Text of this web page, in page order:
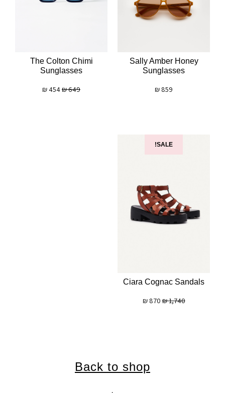
Sally Amber Honey
Sunglasses
859
₪
The Colton Chimi
Sunglasses
649
₪
454
₪
SALE!
Ciara Cognac Sandals
1,740
₪
870
₪
Back to shop